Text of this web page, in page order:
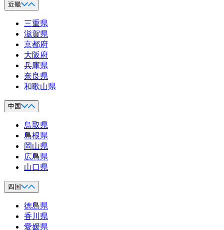
近畿
三重県
滋賀県
京都府
大阪府
兵庫県
奈良県
和歌山県
中国
鳥取県
島根県
岡山県
広島県
山口県
四国
徳島県
香川県
愛媛県